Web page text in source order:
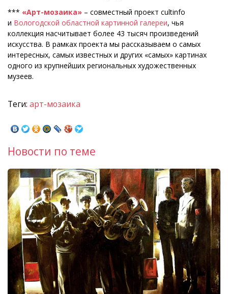
*** «Арт-мозаика» – совместный проект cultinfo
и Вологодской областной картинной галереи, чья
коллекция насчитывает более 43 тысяч произведений
искусства. В рамках проекта мы рассказываем о самых
интересных, самых известных и других «самых» картинах
одного из крупнейших региональных художественных
музеев.
Теги: арт-мозаика
Новости по теме